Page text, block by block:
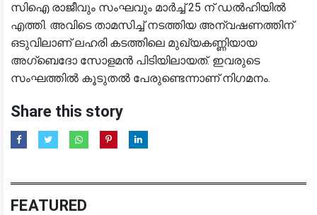
സിഐ രാജീവും സംഘവും മാര്‍ച്ച് 25 ന് ഡല്‍ഹിയില്‍
എത്തി. അവിടെ താമസിച്ച് നടത്തിയ അന്വഷണത്തിന്
ഒടുവിലാണ് ലഹരി കടത്തിലെ മുഖ്യകണ്ണിയായ
അഗ്‌ബെദോ സോളമന്‍ പിടിയിലായത്. ഇവരുടെ
സംഘത്തില്‍ കൂടുതല്‍ പേരുണ്ടെന്നാണ് നിഗമനം.
Share this story
FEATURED